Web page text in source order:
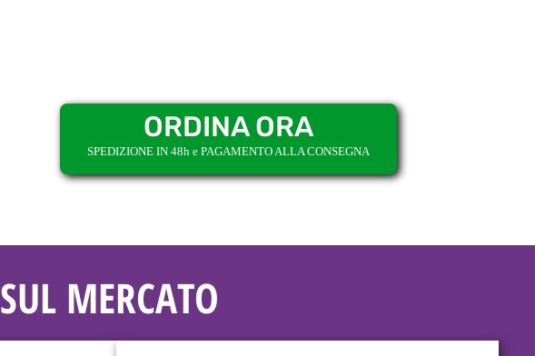
ORDINA ORA
SPEDIZIONE IN 48h e PAGAMENTO ALLA CONSEGNA
MERCATO